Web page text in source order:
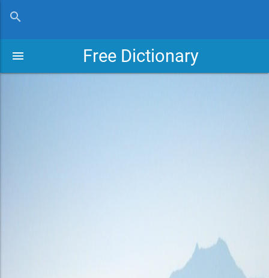
search
Free Dictionary
menu